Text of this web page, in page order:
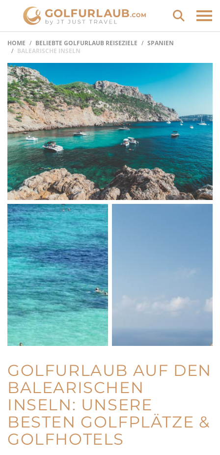
HOME BELIEBTE GOLFURLAUB REISEZIELE
SPANIEN
BALEARISCHE INSELN
GOLFURLAUB AUF DEN
BALEARISCHEN
INSELN: UNSERE
BESTEN GOLFPLÄTZE &
GOLFHOTELS